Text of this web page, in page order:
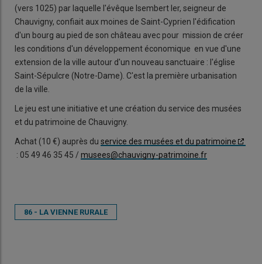
(vers 1025) par laquelle l'évêque Isembert Ier, seigneur de
Chauvigny, confiait aux moines de Saint-Cyprien l'édification
d'un bourg au pied de son château avec pour mission de créer
les conditions d'un développement économique en vue d'une
extension de la ville autour d'un nouveau sanctuaire : l'église
Saint-Sépulcre (Notre-Dame). C'est la première urbanisation
de la ville.
Le jeu est une initiative et une création du service des musées
et du patrimoine de Chauvigny.
Achat (10 €) auprès du service des musées et du patrimoine
: 05 49 46 35 45 / musees@chauvigny-patrimoine.fr
86 - LA VIENNE RURALE